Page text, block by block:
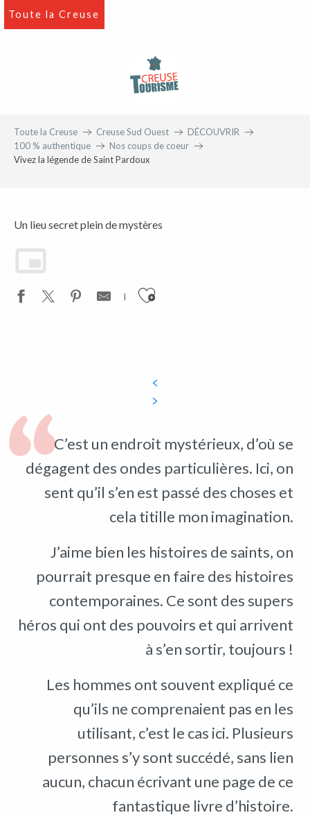
Aller
Toute la Creuse
Coup de coeur
A Sardent
Toute la Creuse Creuse Sud Ouest
DÉCOUVRIR
100 % authentique
Nos coups de coeur
Vivez la légende de Saint Pardoux
Un lieu secret plein de mystères
Ajouter aux favoris
C’est un endroit mystérieux, d’où se
dégagent des ondes particulières. Ici, on
sent qu’il s’en est passé des choses et
cela titille mon imagination.
J’aime bien les histoires de saints, on
pourrait presque en faire des histoires
contemporaines. Ce sont des supers
héros qui ont des pouvoirs et qui arrivent
à s’en sortir, toujours !
Les hommes ont souvent expliqué ce
qu’ils ne comprenaient pas en les
utilisant, c’est le cas ici. Plusieurs
personnes s’y sont succédé, sans lien
aucun, chacun écrivant une page de ce
fantastique livre d’histoire.